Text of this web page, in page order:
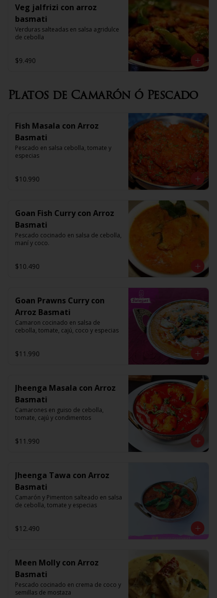
Veg jalfrizi con arroz
basmati
Verduras salteadas en salsa agridulce
de cebolla
$9.490
Platos de Camarón ó Pescado
Fish Masala con Arroz
Basmati
Pescado en salsa cebolla, tomate y
especias
$10.990
Goan Fish Curry con Arroz
Basmati
Pescado cocinado en salsa de cebolla,
maní y coco.
$10.490
Goan Prawns Curry con
Arroz Basmati
Camaron cocinado en salsa de
cebolla, tomate, cajú, coco y especias
$11.990
Jheenga Masala con Arroz
Basmati
Camarones en guiso de cebolla,
tomate, cajú y condimentos
$11.990
Jheenga Tawa con Arroz
Basmati
Camarón y Pimenton salteado en salsa
de cebolla, tomate y especias
$12.490
Meen Molly con Arroz
Basmati
Pescado cocinado en crema de coco y
semillas de mostaza